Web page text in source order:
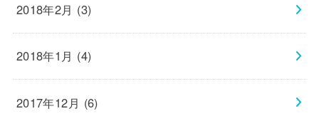
2018年2月 (3)
2018年1月 (4)
2017年12月 (6)